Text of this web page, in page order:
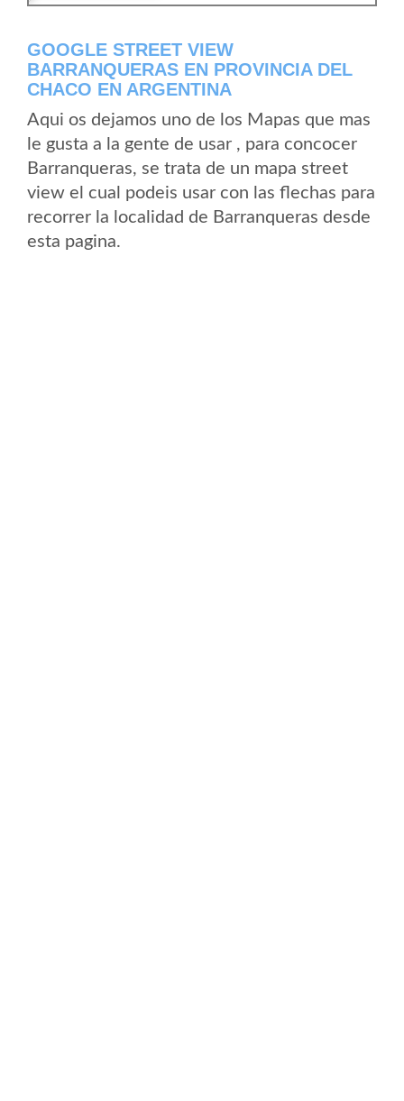
GOOGLE STREET VIEW
BARRANQUERAS EN PROVINCIA DEL
CHACO EN ARGENTINA
Aqui os dejamos uno de los Mapas que mas
le gusta a la gente de usar , para concocer
Barranqueras, se trata de un mapa street
view el cual podeis usar con las flechas para
recorrer la localidad de Barranqueras desde
esta pagina.